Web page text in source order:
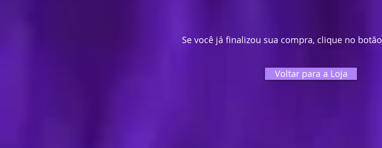
Se você já finalizou sua compra, clique no botão
Voltar para a Loja